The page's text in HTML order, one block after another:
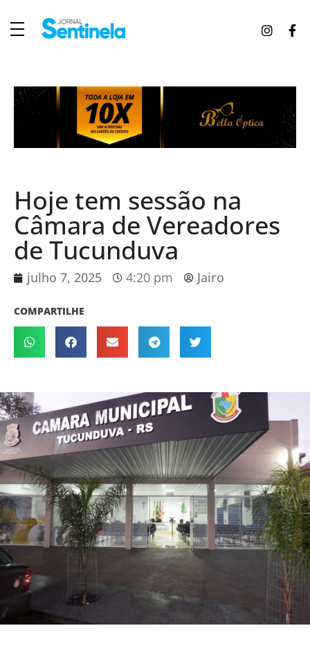
Hoje tem sessão na
Câmara de Vereadores
de Tucunduva
julho 7, 2025 4:20 pm Jairo
COMPARTILHE